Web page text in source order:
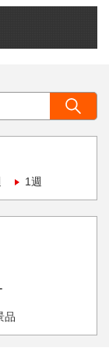
1週
品